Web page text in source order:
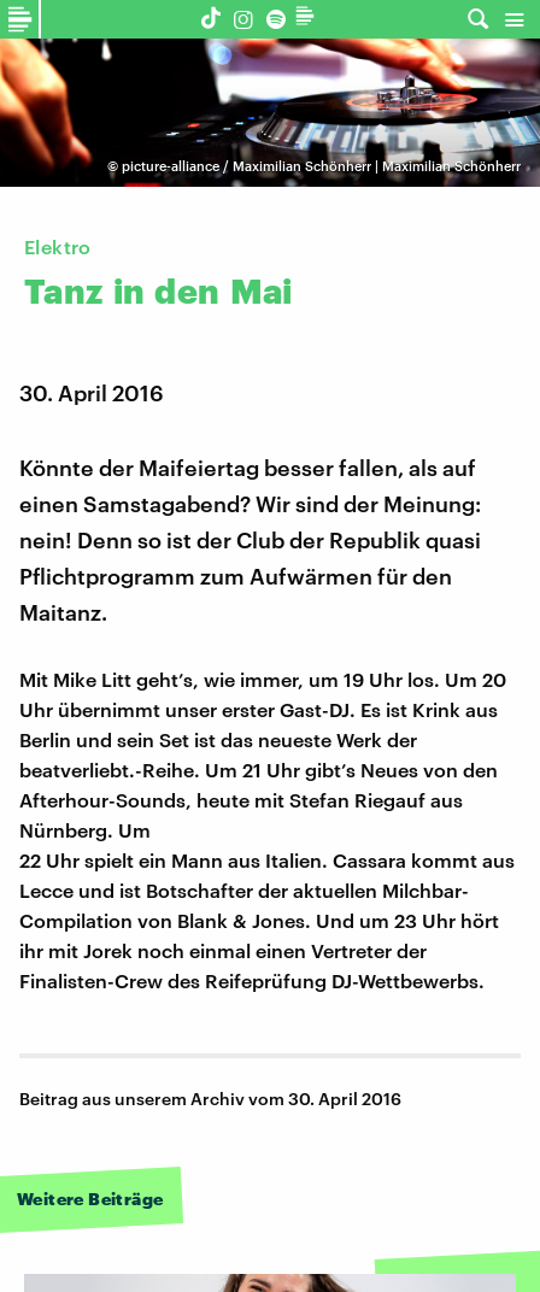
© picture-alliance / Maximilian Schönherr | Maximilian Schönherr
Elektro
Tanz in den Mai
30. April 2016
Könnte der Maifeiertag besser fallen, als auf
einen Samstagabend? Wir sind der Meinung:
nein! Denn so ist der Club der Republik quasi
Pflichtprogramm zum Aufwärmen für den
Maitanz.
Mit Mike Litt geht’s, wie immer, um 19 Uhr los. Um 20
Uhr übernimmt unser erster Gast-DJ. Es ist Krink aus
Berlin und sein Set ist das neueste Werk der
beatverliebt.-Reihe. Um 21 Uhr gibt’s Neues von den
Afterhour-Sounds, heute mit Stefan Riegauf aus
Nürnberg. Um
22 Uhr spielt ein Mann aus Italien. Cassara kommt aus
Lecce und ist Botschafter der aktuellen Milchbar-
Compilation von Blank & Jones. Und um 23 Uhr hört
ihr mit Jorek noch einmal einen Vertreter der
Finalisten-Crew des Reifeprüfung DJ-Wettbewerbs.
Beitrag aus unserem Archiv vom 30. April 2016
Weitere Beiträge